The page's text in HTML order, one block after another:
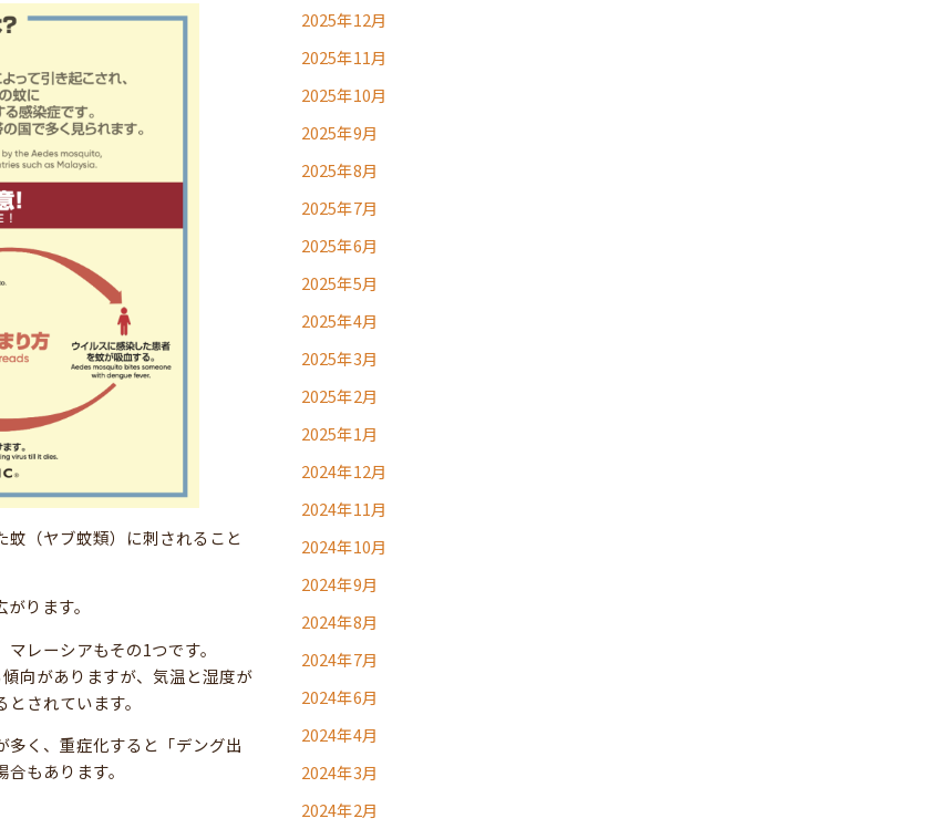
（ヤブ蚊類）に刺されること
ります。
レーシアもその1つです。
向がありますが、気温と湿度が
されています。
く、重症化すると「デング出
もあります。
2025年12月
2025年11月
2025年10月
2025年9月
2025年8月
2025年7月
2025年6月
2025年5月
2025年4月
2025年3月
2025年2月
2025年1月
2024年12月
2024年11月
2024年10月
2024年9月
2024年8月
2024年7月
2024年6月
2024年4月
2024年3月
2024年2月